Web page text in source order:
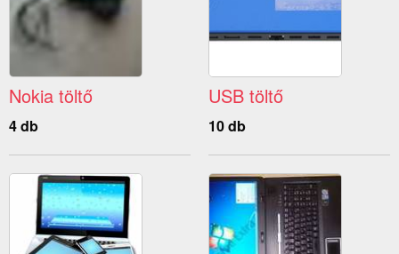
Nokia töltő
4 db
USB töltő
10 db